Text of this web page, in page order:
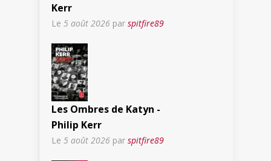
Kerr
Le 5 août 2026 par spitfire89
Les Ombres de Katyn -
Philip Kerr
Le 5 août 2026 par spitfire89